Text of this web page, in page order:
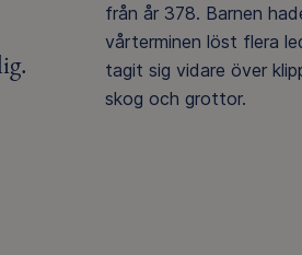
från år 378. Barnen
vårterminen löst flera
tagit sig vidare över
skog och grottor.